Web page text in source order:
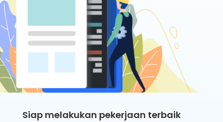
Siap melakukan pekerjaan terbaik